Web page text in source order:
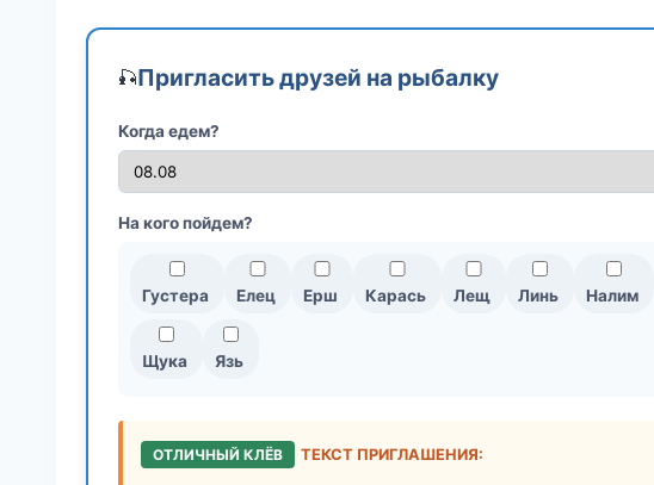
🎣Пригласить друзей на рыбалку
Когда едем?
На кого пойдем?
Густера Елец Ерш Карась Лещ Линь Налим
Щука Язь
ОТЛИЧНЫЙ КЛЁВ ТЕКСТ ПРИГЛАШЕНИЯ: